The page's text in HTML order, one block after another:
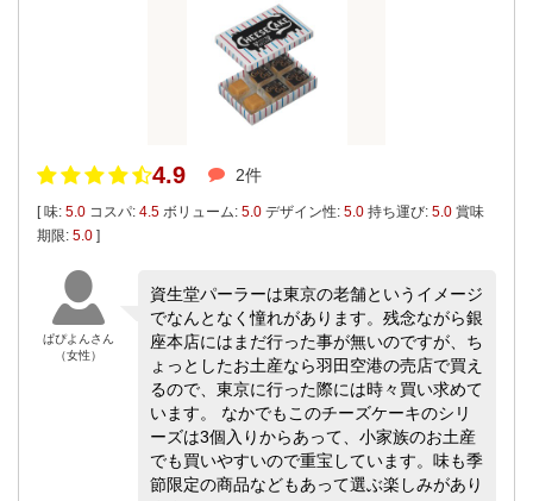
4.9 2件
[ 味: 5.0 コスパ: 4.5 ボリューム: 5.0 デザイン性: 5.0 持ち運び: 5.0 賞味
期限: 5.0 ]
ぱぴよんさん
（女性）
資生堂パーラーは東京の老舗というイメージ
でなんとなく憧れがあります。残念ながら銀
座本店にはまだ行った事が無いのですが、ち
ょっとしたお土産なら羽田空港の売店で買え
るので、東京に行った際には時々買い求めて
います。 なかでもこのチーズケーキのシリ
ーズは3個入りからあって、小家族のお土産
でも買いやすいので重宝しています。味も季
節限定の商品などもあって選ぶ楽しみがあり